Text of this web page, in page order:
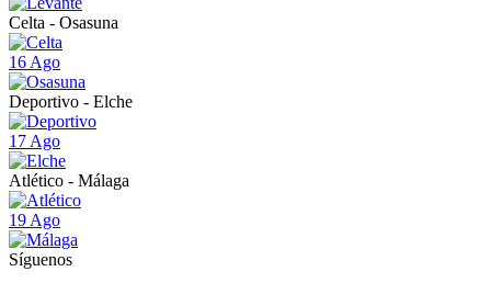
Celta - Osasuna
16 Ago
Deportivo - Elche
17 Ago
Atlético - Málaga
19 Ago
Síguenos